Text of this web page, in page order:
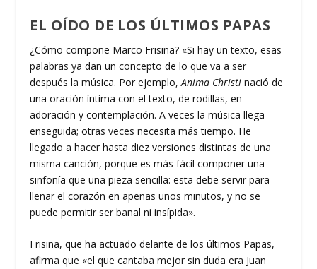
EL OÍDO DE LOS ÚLTIMOS PAPAS
¿Cómo compone Marco Frisina? «Si hay un texto, esas
palabras ya dan un concepto de lo que va a ser
después la música. Por ejemplo,Anima Christi nació de
una oración íntima con el texto, de rodillas, en
adoración y contemplación. A veces la música llega
enseguida; otras veces necesita más tiempo. He
llegado a hacer hasta diez versiones distintas de una
misma canción, porque es más fácil componer una
sinfonía que una pieza sencilla: esta debe servir para
llenar el corazón en apenas unos minutos, y no se
puede permitir ser banal ni insípida».
Frisina, que ha actuado delante de los últimos Papas,
afirma que «el que cantaba mejor sin duda era Juan